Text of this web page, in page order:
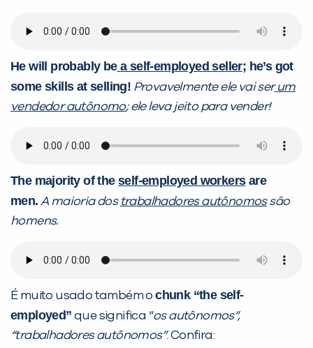
He will probably bea self-employed seller; he’s got
some skills at selling! Provavelmente ele vai serum
vendedor autônomo; ele leva jeito para vender!
The majority of the self-employed workersare
men. A maioria dos trabalhadores autônomossão
homens.
É muito usado também ochunk “the self-
employed” que significa “os autônomos”,
“trabalhadores autônomos”. Confira: